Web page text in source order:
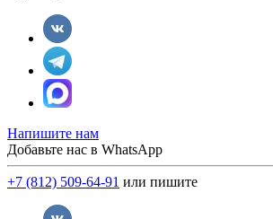
Напишите нам
Добавьте нас в WhatsApp
+7 (812) 509-64-91 или пишите